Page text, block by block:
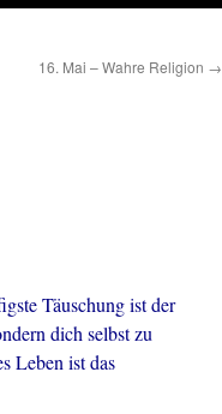
16. Mai – Wahre Religion →
Täuschung ist der
dich selbst zu
Leben ist das